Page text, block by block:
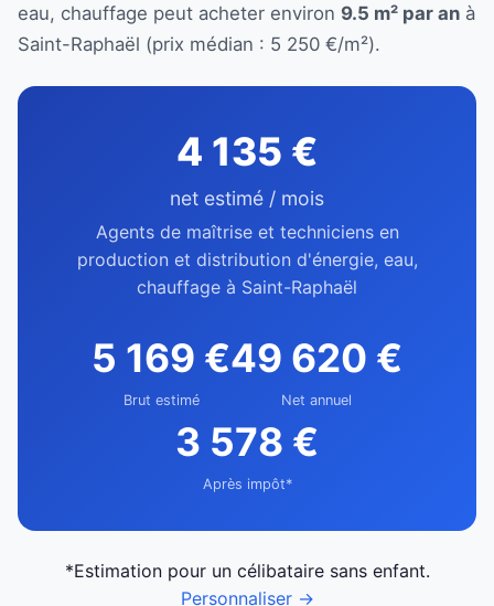
eau, chauffage peut acheter environ 9.5 m² par an à
Saint-Raphaël (prix médian : 5 250 €/m²).
4 135 €
net estimé / mois
Agents de maîtrise et techniciens en
production et distribution d'énergie, eau,
chauffage à Saint-Raphaël
5 169 €
Brut estimé
49 620 €
Net annuel
3 578 €
Après impôt*
*Estimation pour un célibataire sans enfant.
Personnaliser →